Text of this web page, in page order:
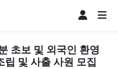
초보 및 외국인 환영
립 및 사출 사원 모집